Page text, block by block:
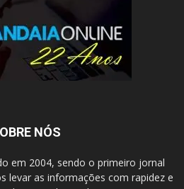
NÓS
em 2004, sendo o primeiro jornal
levar as informações com rapidez e